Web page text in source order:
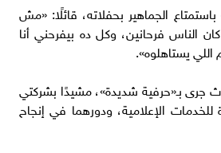
الجماهير بحفلاته، قائلًا: «مش
الناس فرحانين، وكل ده بيفرحني أنا
يستاهلوه».
جرى بـ«حرفية شديدة»، مشيدًا بشركتي
الإعلامية، ودورهما في إنجاح